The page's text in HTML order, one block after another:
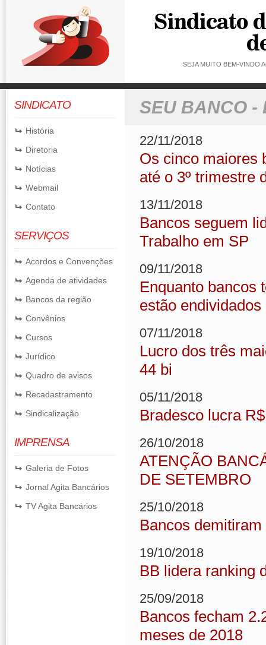
SEJA MUITO BEM-
SINDICATO
História
Diretoria
Notícias
Webmail
Contato
SERVIÇOS
Acordos e Convenções
Agenda de atividades
Bancos da região
Convênios
Cursos
Jurídico
Quadro de avisos
Recadastramento
Sindicalização
IMPRENSA
Galeria de Fotos
Jornal Agita Bancários
TV Agita Bancários
SEU BANCO -
22/11/2018
Os cinco maiores
até o 3º trimestre
13/11/2018
Bancos seguem
Trabalho em SP
09/11/2018
Enquanto bancos
estão endividados
07/11/2018
Lucro dos três
44 bi
05/11/2018
Bradesco lucra
26/10/2018
ATENÇÃO
DE SETEMBRO
25/10/2018
Bancos
19/10/2018
BB lidera ranking
25/09/2018
Bancos fecham
meses de 2018